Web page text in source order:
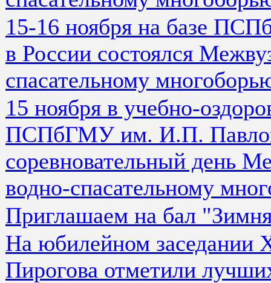
15-16 ноября на базе
в России состоялся
спасательному
15 ноября в учебно-
ПСПбГМУ им. И.П.
соревновательный день
водно-спасательному
Приглашаем на бал
На юбилейном заседании
Пирогова отметили